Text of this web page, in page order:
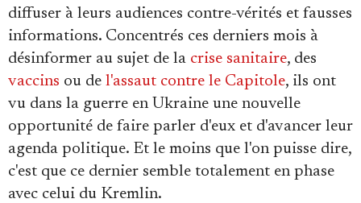
diffuser à leurs audiences contre-vérités et fausses
informations. Concentrés ces derniers mois à
désinformer au sujet de la crise sanitaire, des
vaccins ou de l'assaut contre le Capitole, ils ont
vu dans la guerre en Ukraine une nouvelle
opportunité de faire parler d'eux et d'avancer leur
agenda politique. Et le moins que l'on puisse dire,
c'est que ce dernier semble totalement en phase
avec celui du Kremlin.